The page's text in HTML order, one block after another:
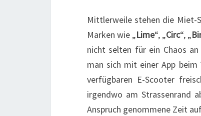
Mittlerweile stehen die Miet-
Marken wie „Lime“, „Circ“, „
nicht selten für ein Chaos
man sich mit einer App beim
verfügbaren E-Scooter
irgendwo am Strassenrand
Anspruch genommene Zeit